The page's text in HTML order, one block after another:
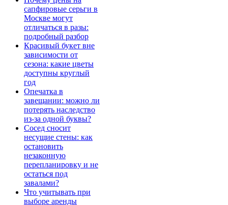
сапфировые серьги в
Москве могут
отличаться в разы:
подробный разбор
Красивый букет вне
зависимости от
сезона: какие цветы
доступны круглый
год
Опечатка в
завещании: можно ли
потерять наследство
из-за одной буквы?
Сосед сносит
несущие стены: как
остановить
незаконную
перепланировку и не
остаться под
завалами?
Что учитывать при
выборе аренды